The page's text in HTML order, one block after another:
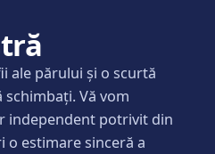
ale părului și o scurtă
schimbați. Vă vom
independent potrivit din
o estimare sinceră a